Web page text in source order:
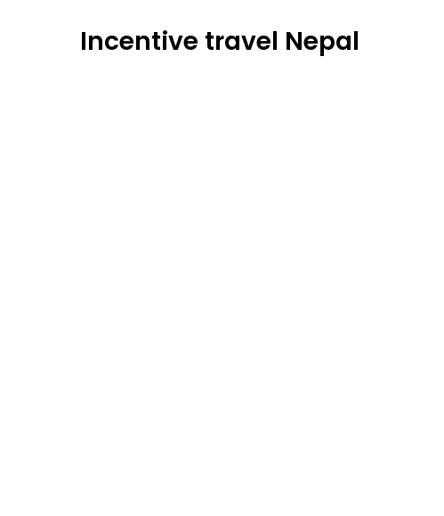
Incentive travel Nepal